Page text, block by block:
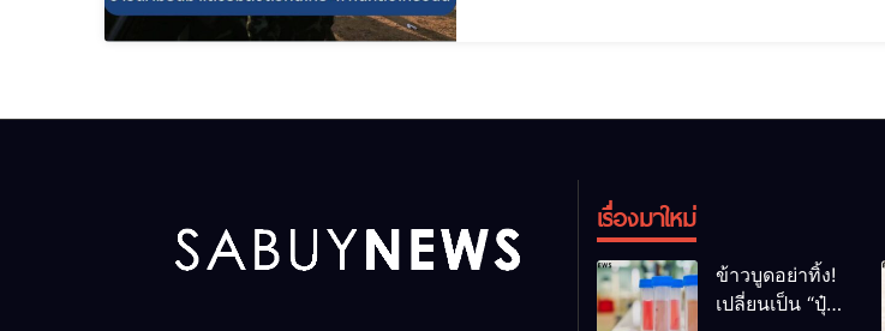
เรื่องมาใหม่
ข้าวบูดอย่าทิ้ง!
เปลี่ยนเป็น “ปุ๋ย